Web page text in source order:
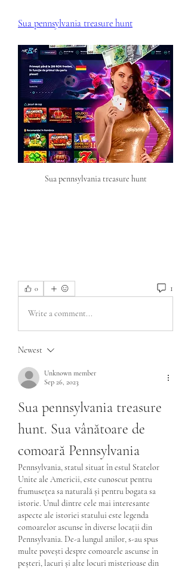
Sua pennsylvania treasure hunt
Sua pennsylvania treasure hunt
0 1
Write a comment...
Newest
Unknown member
Sep 26, 2023
Sua pennsylvania treasure
hunt. Sua vânătoare de
comoară Pennsylvania
Pennsylvania, statul situat în estul Statelor
Unite ale Americii, este cunoscut pentru
frumusețea sa naturală și pentru bogata sa
istorie. Unul dintre cele mai interesante
aspecte ale istoriei statului este legenda
comoarelor ascunse în diverse locații din
Pennsylvania. De-a lungul anilor, s-au spus
multe povești despre comoarele ascunse în
peșteri, lacuri și alte locuri misterioase din